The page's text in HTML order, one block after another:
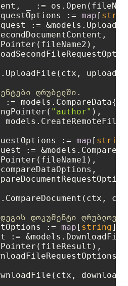
_ :=
:= map [
:=
ღრუბელში.
:= models.CompareData{
"author" ),
:= map [ string
:=
დოკუმენტი
:= map [ string]
:=